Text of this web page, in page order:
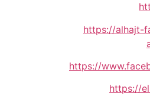
https://alhajt-
https://
https://